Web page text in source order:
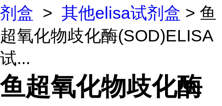
剂盒 > 其他elisa试剂盒 > 鱼
超氧化物歧化酶(SOD)ELISA
试...
鱼超氧化物歧化酶